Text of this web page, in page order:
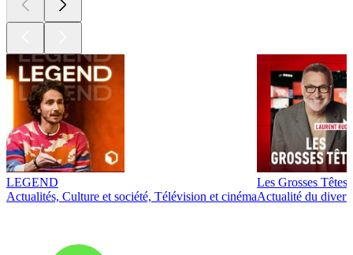
LEGEND
Actualités, Culture et société, Télévision et cinéma
Les Grosses Têtes
Actualité du